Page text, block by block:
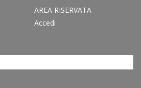
AREA RISERVATA
Accedi